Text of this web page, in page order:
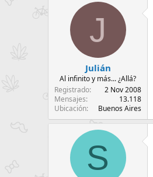
J
Julián
Al infinito y más... ¿Allá?
Registrado
2 Nov 2008
Mensajes
13.118
Ubicación
Buenos Aires
S